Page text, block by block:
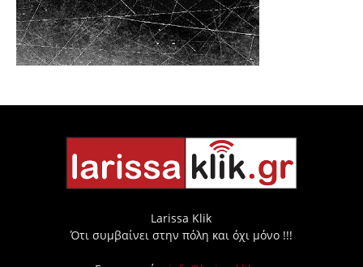
Larissa Klik
Ότι συμβαίνει στην πόλη και όχι μόνο !!!